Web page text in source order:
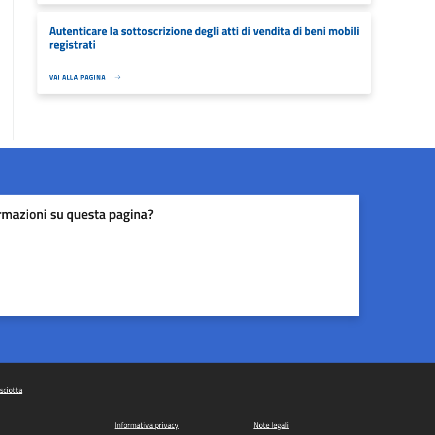
Autenticare la sottoscrizione degli atti di vendita di beni mobili
registrati
VAI ALLA PAGINA
su questa pagina?
Informativa privacy Note legali